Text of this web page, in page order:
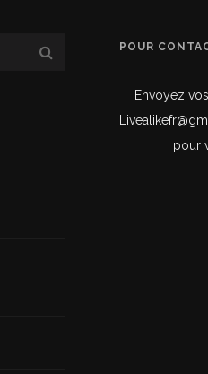
POUR
Envoyez
pour